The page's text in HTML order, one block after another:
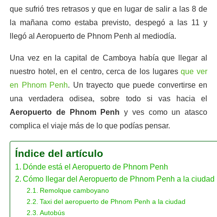
que sufrió tres retrasos y que en lugar de salir a las 8 de
la mañana como estaba previsto, despegó a las 11 y
llegó al Aeropuerto de Phnom Penh al mediodía.
Una vez en la capital de Camboya había que llegar al
nuestro hotel, en el centro, cerca de los lugaresque ver
en Phnom Penh. Un trayecto que puede convertirse en
una verdadera odisea, sobre todo si vas hacia el
Aeropuerto de Phnom Penh y ves como un atasco
complica el viaje más de lo que podías pensar.
Índice del artículo
Dónde está el Aeropuerto de Phnom Penh
Cómo llegar del Aeropuerto de Phnom Penh a la ciudad
Remolque camboyano
Taxi del aeropuerto de Phnom Penh a la ciudad
Autobús